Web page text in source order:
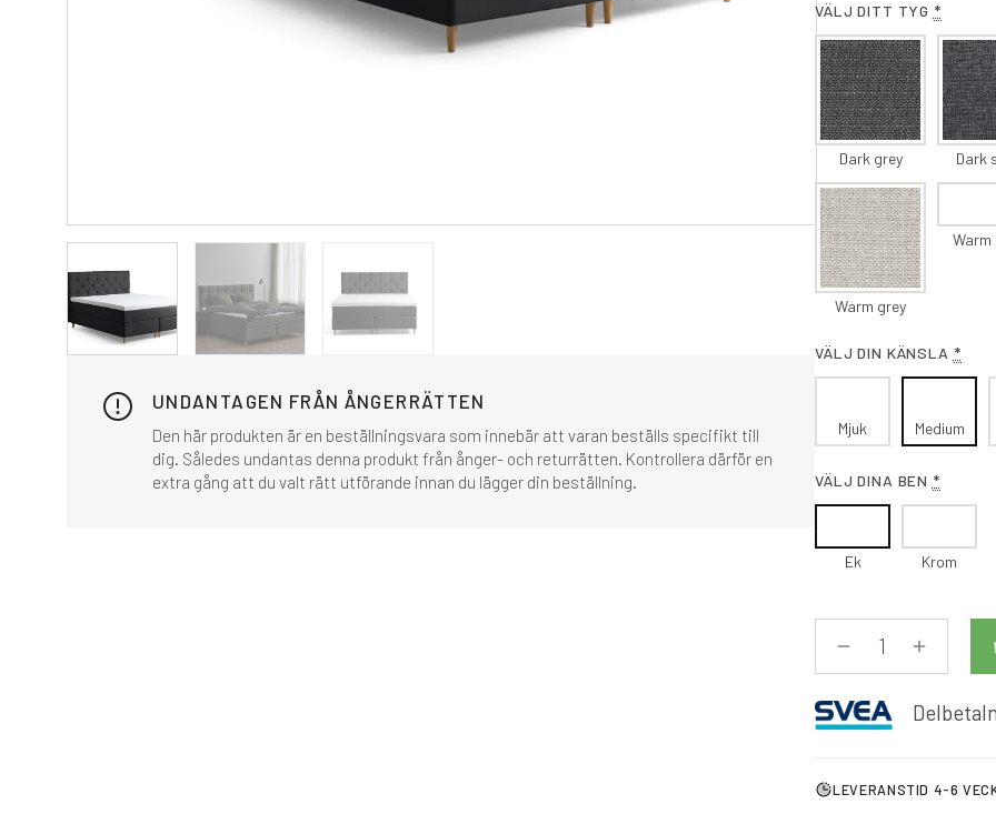
UNDANTAGEN FRÅN ÅNGERRÄTTEN
Den här produkten är en beställningsvara som innebär att varan beställs specifikt till
dig. Således undantas denna produkt från ånger- och returrätten. Kontrollera därför en
extra gång att du valt rätt utförande innan du lägger din beställning.
VÄLJ DITT TYG *
Dark grey Dark
Warm grey
VÄLJ DIN KÄNSLA *
Mjuk Medium
VÄLJ DINA BEN *
Ek Krom
LEVERANSTID 4-6